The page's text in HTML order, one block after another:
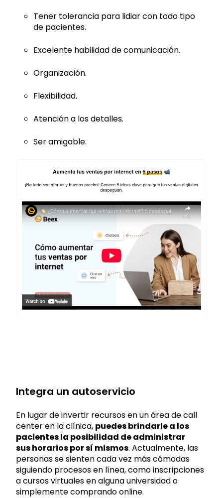
Tener tolerancia para lidiar con todo tipo
de pacientes.
Excelente habilidad de comunicación.
Organización.
Flexibilidad.
Atención a los detalles.
Ser amigable.
Integra un autoservicio
En lugar de invertir recursos en un área de call
center en la clínica, puedes brindarle a los
pacientes la posibilidad de administrar
sus horarios por sí mismos. Actualmente, las
personas se sienten cada vez más cómodas
siguiendo procesos en línea, como inscripciones
a cursos virtuales en alguna universidad o
simplemente comprando online.